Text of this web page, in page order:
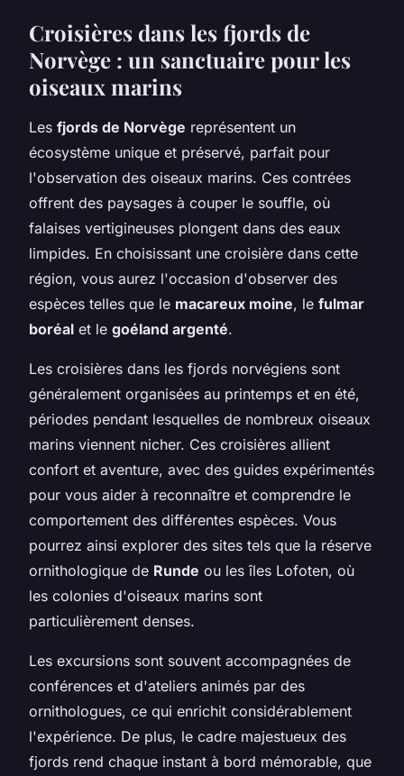
Croisières dans les fjords de
Norvège : un sanctuaire pour les
oiseaux marins
Les fjords de Norvège représentent un
écosystème unique et préservé, parfait pour
l'observation des oiseaux marins. Ces contrées
offrent des paysages à couper le souffle, où
falaises vertigineuses plongent dans des eaux
limpides. En choisissant une croisière dans cette
région, vous aurez l'occasion d'observer des
espèces telles que le macareux moine, le fulmar
boréal et le goéland argenté.
Les croisières dans les fjords norvégiens sont
généralement organisées au printemps et en été,
périodes pendant lesquelles de nombreux oiseaux
marins viennent nicher. Ces croisières allient
confort et aventure, avec des guides expérimentés
pour vous aider à reconnaître et comprendre le
comportement des différentes espèces. Vous
pourrez ainsi explorer des sites tels que la réserve
ornithologique de Runde ou les îles Lofoten, où
les colonies d'oiseaux marins sont
particulièrement denses.
Les excursions sont souvent accompagnées de
conférences et d'ateliers animés par des
ornithologues, ce qui enrichit considérablement
l'expérience. De plus, le cadre majestueux des
fjords rend chaque instant à bord mémorable, que